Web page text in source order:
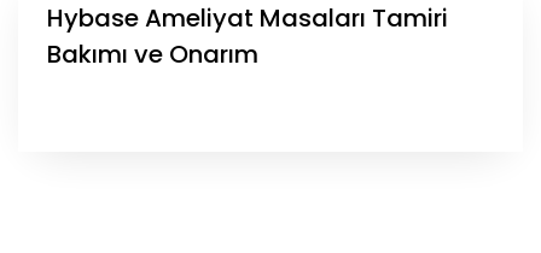
Hybase Ameliyat Masaları Tamiri
Bakımı ve Onarım